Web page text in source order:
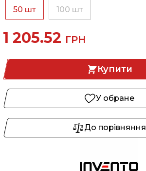
50 шт 100 шт
1 205.52 ГРН
Купити
У обране
До порівняння